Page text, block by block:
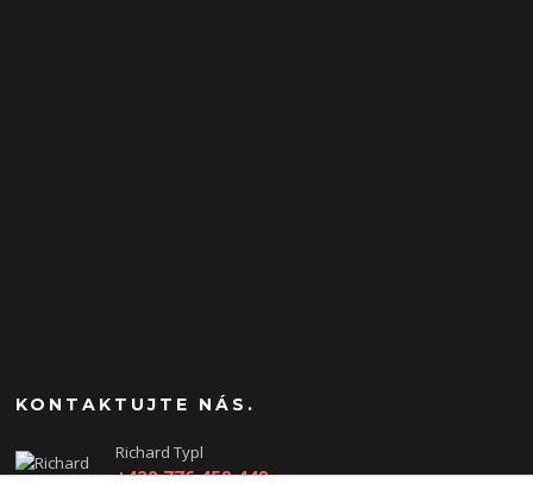
KONTAKTUJTE NÁS.
Richard Typl
+420 776 459 449